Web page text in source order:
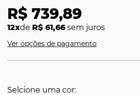
R$ 739,89
12xde R$ 61,66 sem juros
Ver opções de pagamento
Selcione uma cor